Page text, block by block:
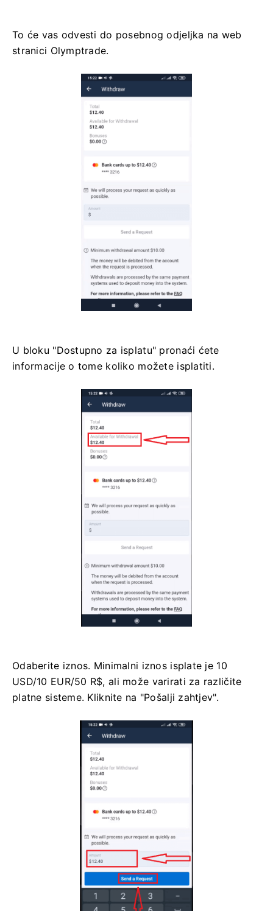
To će vas odvesti do posebnog odjeljka na web
stranici Olymptrade.
U bloku "Dostupno za isplatu" pronaći ćete
informacije o tome koliko možete isplatiti.
Odaberite iznos. Minimalni iznos isplate je 10
USD/10 EUR/50 R$, ali može varirati za različite
platne sisteme. Kliknite na "Pošalji zahtjev".